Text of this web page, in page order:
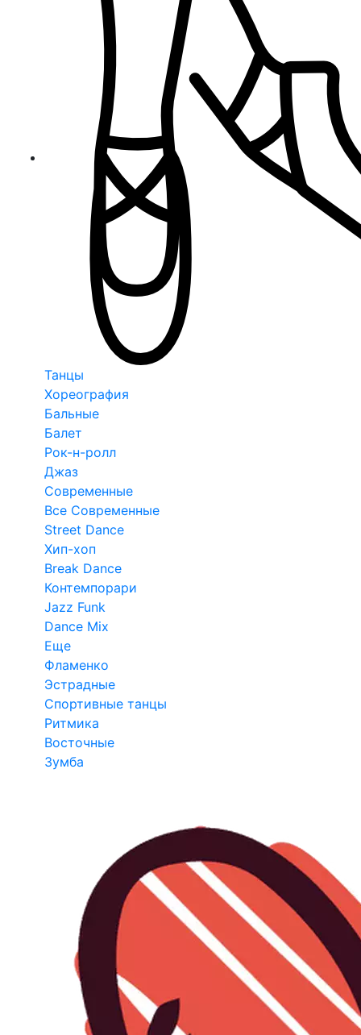
Танцы
Хореография
Бальные
Балет
Рок-н-ролл
Джаз
Современные
Все Современные
Street Dance
Хип-хоп
Break Dance
Контемпорари
Jazz Funk
Dance Mix
Еще
Фламенко
Эстрадные
Спортивные танцы
Ритмика
Восточные
Зумба